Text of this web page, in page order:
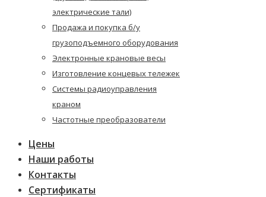
электрические тали)
Продажа и покупка б/у
грузоподъемного оборудования
Электронные крановые весы
Изготовление концевых тележек
Системы радиоуправления
краном
Частотные преобразователи
Цены
Наши работы
Контакты
Сертификаты